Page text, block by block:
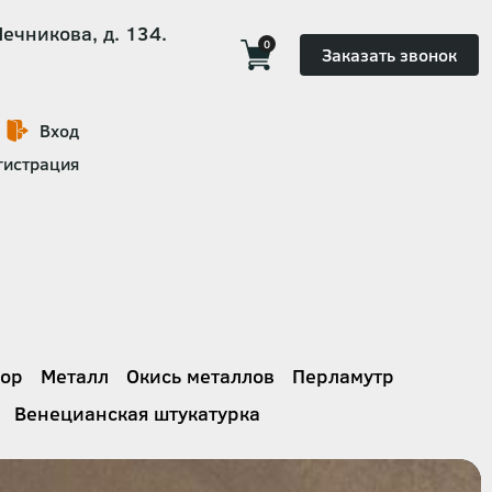
д. 134. 0 Заказать звонок
Вход
Металл Окись металлов
Перламутр
Венецианская штукатурка